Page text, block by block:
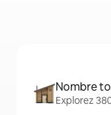
Nombre
Explorez